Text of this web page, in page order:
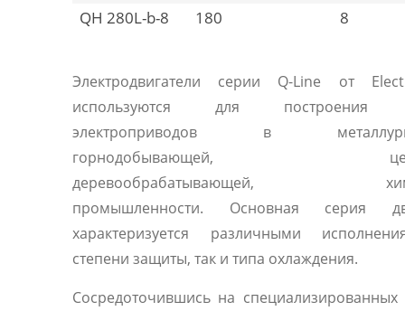
QH 280L-b-8
180 8
Электродвигатели серии Q-Line от
используются для построения
электроприводов в
горнодобывающей,
деревообрабатывающей,
промышленности. Основная серия
характеризуется различными
степени защиты, так и типа охлаждения.
Сосредоточившись на специализированных